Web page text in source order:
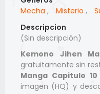
Mecha , Misterio ,
Descripcion
(Sin descripción)
Kemono Jihen
gratuitamente sin
Manga Capitulo 10
imagen (HQ) y